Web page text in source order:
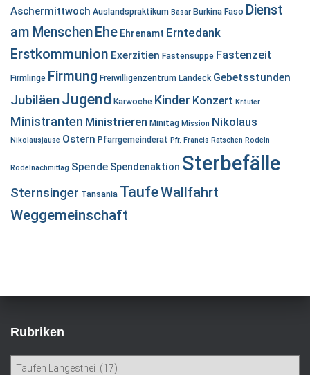
Aschermittwoch Auslandspraktikum Basar Burkina Faso Dienst
am MenschenEhe Ehrenamt Erntedank
Erstkommunion Exerzitien Fastensuppe Fastenzeit
Firmlinge Firmung Freiwilligenzentrum Landeck Gebetsstunden
JubiläenJugend Karwoche Kinder Konzert Kräuter
Ministranten Ministrieren Minitag Mission Nikolaus
Nikolausjause Ostern Pfarrgemeinderat Pfr. Francis Ratschen Rodeln
Rodelnachmittag Spende Spendenaktion Sterbefälle
Sternsinger Tansania TaufeWallfahrt
Weggemeinschaft
Rubriken